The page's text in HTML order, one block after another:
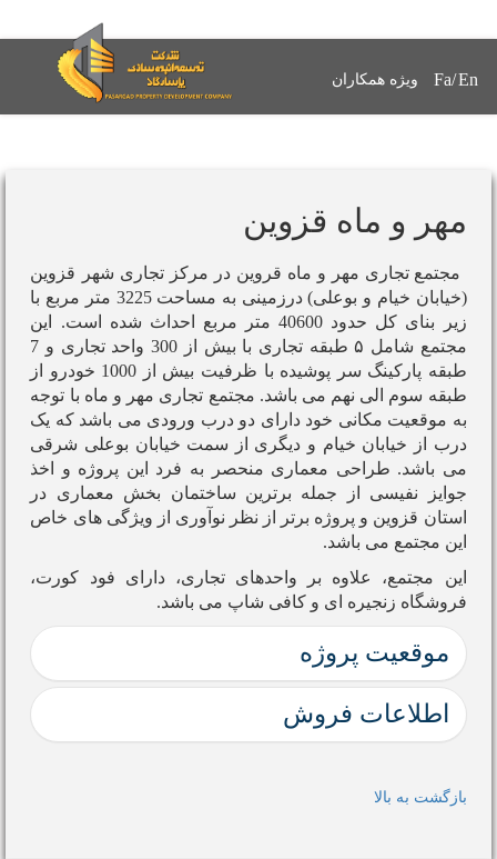
En
/
Fa ویژه همکاران
مهر و ماه قزوین
مجتمع تجاری مهر و ماه قروین در مرکز تجاری شهر قزوین
(خیابان خیام و بوعلی) درزمینی به مساحت 3225 متر مربع با
زیر بنای کل حدود 40600 متر مربع احداث شده است. این
مجتمع شامل ۵ طبقه تجاری با بیش از 300 واحد تجاری و 7
طبقه پارکینگ سر پوشیده با ظرفیت بیش از 1000 خودرو از
طبقه سوم الی نهم می باشد. مجتمع تجاری مهر و ماه با توجه
به موقعیت مکانی خود دارای دو درب ورودی می باشد که یک
درب از خیابان خیام و دیگری از سمت خیابان بوعلی شرقی
می باشد. طراحی معماری منحصر به فرد این پروژه و اخذ
جوایز نفیسی از جمله برترین ساختمان بخش معماری در
استان قزوین و پروژه برتر از نظر نوآوری از ویژگی های خاص
این مجتمع می باشد.
این مجتمع، علاوه بر واحدهای تجاری، دارای فود کورت،
فروشگاه زنجیره ای و کافی شاپ می باشد.
موقعیت پروژه
اطلاعات فروش
بازگشت به بالا